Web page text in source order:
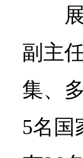
副主
集、
5名国